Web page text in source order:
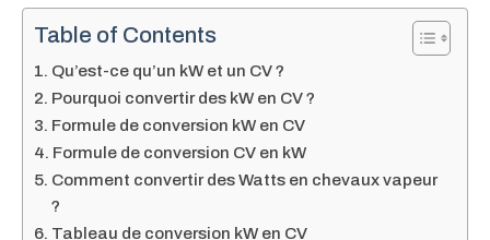
Table of Contents
Qu’est-ce qu’un kW et un CV ?
Pourquoi convertir des kW en CV ?
Formule de conversion kW en CV
Formule de conversion CV en kW
Comment convertir des Watts en chevaux vapeur
?
Tableau de conversion kW en CV